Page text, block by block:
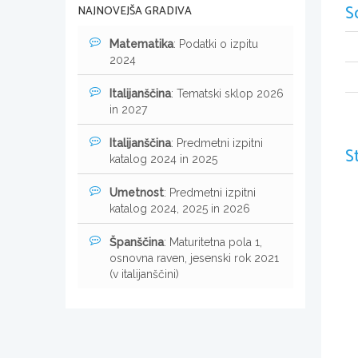
NAJNOVEJŠA GRADIVA
Matematika: Podatki o izpitu
2024
Italijanščina: Tematski sklop 2026
in 2027
Italijanščina: Predmetni izpitni
katalog 2024 in 2025
Umetnost: Predmetni izpitni
katalog 2024, 2025 in 2026
Španščina: Maturitetna pola 1,
osnovna raven, jesenski rok 2021
(v italijanščini)